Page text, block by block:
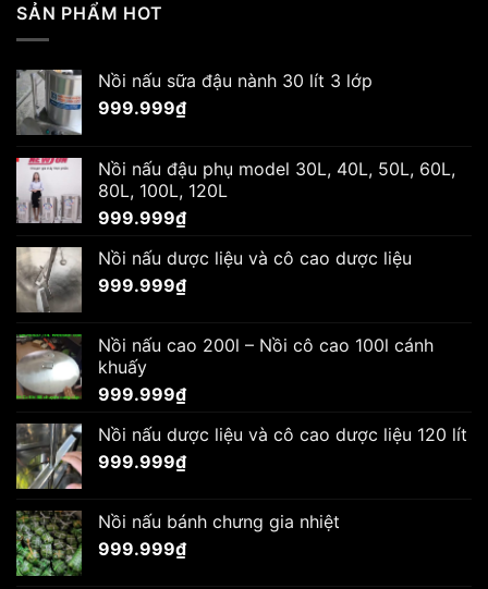
SẢN PHẨM HOT
Nồi nấu sữa đậu nành 30 lít 3 lớp
999.999₫
Nồi nấu đậu phụ model 30L, 40L, 50L, 60L,
80L, 100L, 120L
999.999₫
Nồi nấu dược liệu và cô cao dược liệu
999.999₫
Nồi nấu cao 200l – Nồi cô cao 100l cánh
khuấy
999.999₫
Nồi nấu dược liệu và cô cao dược liệu 120 lít
999.999₫
Nồi nấu bánh chưng gia nhiệt
999.999₫